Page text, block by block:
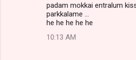
padam mokkai entralum
parkkalame ...
he he he he he
10:13 AM